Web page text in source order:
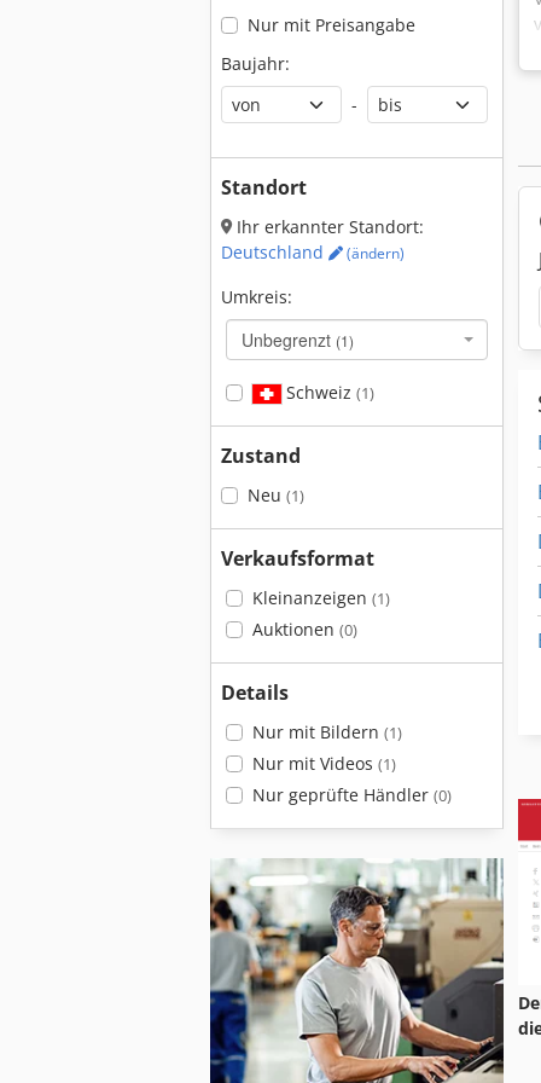
Nur mit Preisangabe
Baujahr:
-
Standort
Ihr erkannter Standort:
Deutschland
(ändern)
Umkreis:
Unbegrenzt (1)
Schweiz (1)
Zustand
Neu (1)
Verkaufsformat
Kleinanzeigen (1)
Auktionen (0)
Details
Nur mit Bildern (1)
Nur mit Videos (1)
Nur geprüfte Händler (0)